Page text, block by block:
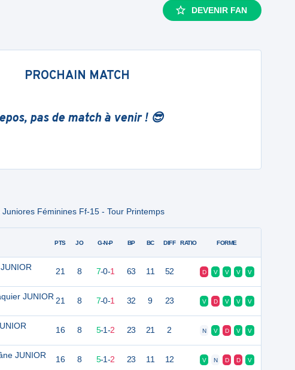
DEVENIR FAN
PROCHAIN MATCH
pas de match à venir ! 😎
Féminines Ff-15 - Tour Printemps
JUNIOR
JUNIOR
PTS JO G-N-P BP BC DIFF RATIO FORME
21 8 7-0-1 63 11 52 D V V V V
21 8 7-0-1 32 9 23 V D V V V
16 8 5-1-2 23 21 2 N V D V V
16 8 5-1-2 23 11 12 V N D D V